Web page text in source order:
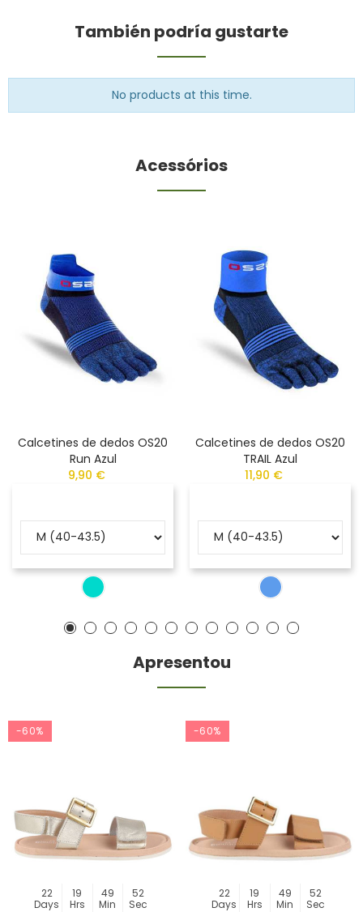
También podría gustarte
No products at this time.
Acessórios
Calcetines de dedos OS20
Run Azul
9,90 €
Calcetines de dedos OS20
TRAIL Azul
11,90 €
Apresentou
-60%
22
Days
19
Hrs
49
Min
52
Sec
-60%
22
Days
19
Hrs
49
Min
52
Sec